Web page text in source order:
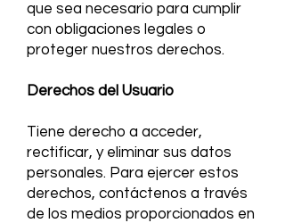
que sea necesario para cumplir
con obligaciones legales o
proteger nuestros derechos.
Derechos del Usuario
Tiene derecho a acceder,
rectificar, y eliminar sus datos
personales. Para ejercer estos
derechos, contáctenos a través
de los medios proporcionados en